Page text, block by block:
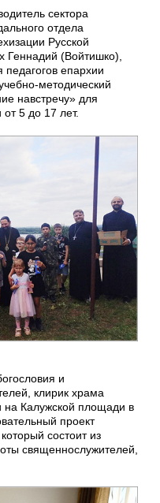
сектора
отдела
Русской
Геннадий (Войтишко),
епархии
методический
навстречу» для
5 до 17 лет.
и
клирик храма
на Калужской площади в
проект
состоит из
священнослужителей,